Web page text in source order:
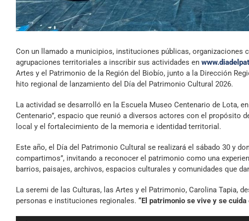
Con un llamado a municipios, instituciones públicas,
agrupaciones territoriales a inscribir sus actividades en
Artes y el Patrimonio de la Región del Biobío, junto a la Dirección
hito regional de lanzamiento del Día del Patrimonio Cultural 2026.
La actividad se desarrolló en la Escuela Museo Centenario de Lota,
Centenario”, espacio que reunió a diversos actores con el propósito
local y el fortalecimiento de la memoria e identidad territorial.
Este año, el Día del Patrimonio Cultural se realizará el sábado 30 y
compartimos”, invitando a reconocer el patrimonio como una
barrios, paisajes, archivos, espacios culturales y comunidades que
La seremi de las Culturas, las Artes y el Patrimonio, Carolina Tapia,
personas e instituciones regionales. “El patrimonio se vive y se cuida